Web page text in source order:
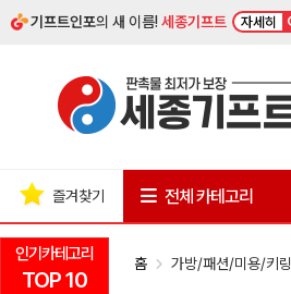
기프트인포의 새 이름!세종기프트 자세히
인기카테고리
TOP 10
즐겨찾기 전체 카테고리
홈 가방/패션/미용/키링